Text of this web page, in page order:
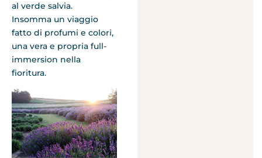
al verde salvia.
Insomma un viaggio
fatto di profumi e colori,
una vera e propria full-
immersion nella
fioritura.